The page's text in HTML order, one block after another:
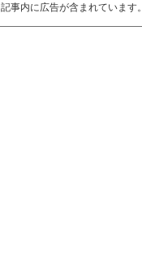
記事内に広告が含まれています。